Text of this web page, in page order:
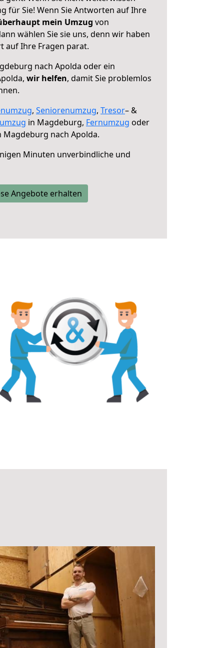
für Sie! Wenn Sie Antworten auf Ihre
mein Umzug von
wählen Sie sie uns, denn wir haben
auf Ihre Fragen parat.
nach Apolda oder ein
wir helfen, damit Sie problemlos
, Seniorenumzug, Tresor– &
in Magdeburg, Fernumzug oder
Magdeburg nach Apolda.
Minuten unverbindliche und
Angebote erhalten